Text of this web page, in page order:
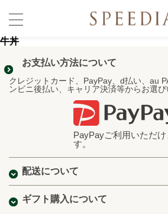
牛丼
お支払い方法について
クレジットカード、PayPay、d払い、au
ンビニ後払い、キャリア決済等からお選び
PayPayご利用いただけ
す。
配送について
ギフト購入について